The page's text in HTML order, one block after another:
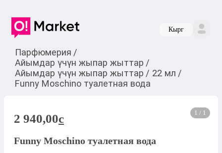
Кырг
Парфюмерия /
Айымдар үчүн жыпар жыттар /
Айымдар үчүн жыпар жыттар / 22 мл /
Funny Moschino туалетная вода
1 / 1
2 940,00c
Funny Moschino туалетная вода